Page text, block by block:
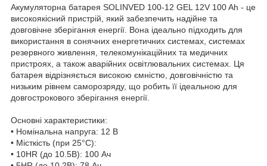
Акумуляторна батарея SOLINVED 100-12 GEL 12V 100 Ah - це
високоякісний пристрій, який забезпечить надійне та
довговічне зберігання енергії. Вона ідеально підходить для
використання в сонячних енергетичних системах, системах
резервного живлення, телекомунікаційних та медичних
пристроях, а також аварійних освітлювальних системах. Ця
батарея відрізняється високою ємністю, довговічністю та
низьким рівнем саморозряду, що робить її ідеальною для
довгострокового зберігання енергії.
Основні характеристики:
• Номінальна напруга: 12 В
• Місткість (при 25°C):
• 10HR (до 10.5В): 100 Ач